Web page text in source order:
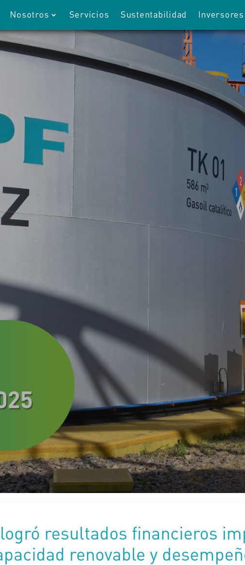
Nosotros Servicios Sustentabilidad Inversores
resultados financieros
renovable y